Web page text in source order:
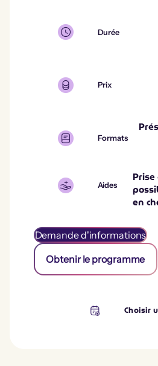
Durée
Prix
Formats
Aides
Prise
en
Demande d'informations
Obtenir le programme
Choisir